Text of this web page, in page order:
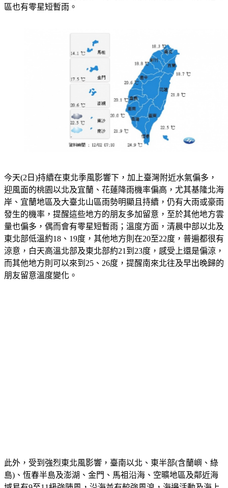
區也有零星短暫雨。
今天(2日)持續在東北季風影響下，加上臺灣附近水氣偏多，
迎風面的桃園以北及宜蘭、花蓮降雨機率偏高，尤其基隆北海
岸、宜蘭地區及大臺北山區雨勢明顯且持續，仍有大雨或豪雨
發生的機率，提醒這些地方的朋友多加留意，至於其他地方雲
量也偏多，偶而會有零星短暫雨；溫度方面，清晨中部以北及
東北部低溫約18、19度，其他地方則在20至22度，普遍都很有
涼意，白天高溫北部及東北部約21到23度，感受上還是偏涼，
而其他地方則可以來到25、26度，提醒南來北往及早出晚歸的
朋友留意溫度變化。
此外，受到強烈東北風影響，臺南以北、東半部(含蘭嶼、綠
島)、恆春半島及澎湖、金門、馬祖沿海、空曠地區及鄰近海